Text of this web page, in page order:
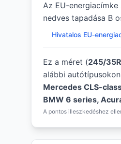
Az EU-
nedves tapadása B
Hivatalos EU-
Ez a méret (245/
alábbi
Mercedes CLS-
BMW 6 series,
A pontos illeszkedéshez